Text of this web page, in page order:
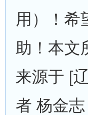
用）！希
助！本文
来源于 [
者 杨金